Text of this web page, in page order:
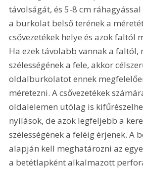
távolságát, és 5-8 cm
a burkolat belső terének a
csővezetékek helye és azok faltól
Ha ezek távolabb vannak a faltól,
szélességének a fele, akkor
oldalburkolatot ennek
méretezni. A csővezetékek
oldalelemen utólag is
nyílások, de azok legfeljebb a
szélességének a feléig érjenek. A
alapján kell meghatározni az
a betétlapként alkalmazott